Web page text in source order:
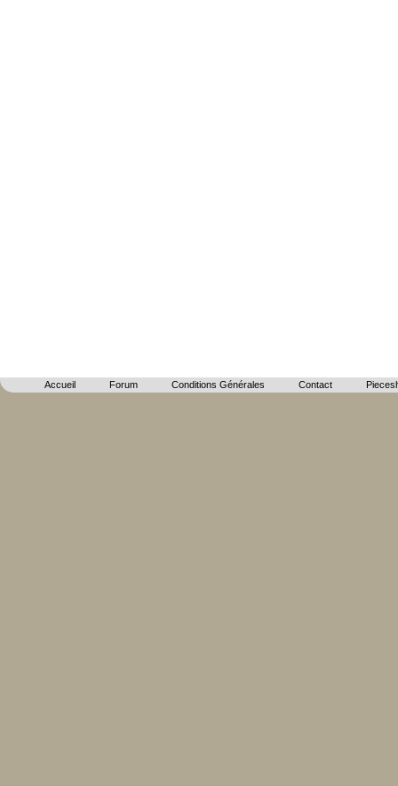
Accueil Forum Conditions Générales Contact